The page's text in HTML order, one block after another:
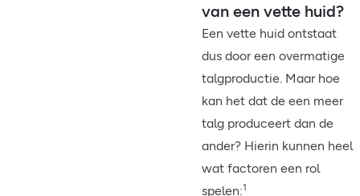
van een vette huid?
Een vette huid ontstaat
dus door een overmatige
talgproductie. Maar hoe
kan het dat de een meer
talg produceert dan de
ander? Hierin kunnen heel
wat factoren een rol
spelen:1